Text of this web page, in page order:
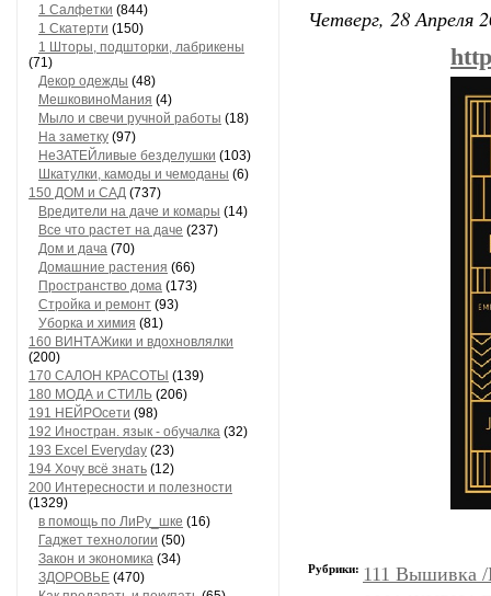
1 Салфетки (844)
1 Скатерти (150)
1 Шторы, подшторки, лабрикены
(71)
Декор одежды (48)
МешковиноМания (4)
Мыло и свечи ручной работы (18)
На заметку (97)
НеЗАТЕЙливые безделушки (103)
Шкатулки, камоды и чемоданы (6)
150 ДОМ и САД (737)
Вредители на даче и комары (14)
Все что растет на даче (237)
Дом и дача (70)
Домашние растения (66)
Пространство дома (173)
Стройка и ремонт (93)
Уборка и химия (81)
160 ВИНТАЖики и вдохновлялки
(200)
170 САЛОН КРАСОТЫ (139)
180 МОДА и СТИЛЬ (206)
191 НЕЙРОсети (98)
192 Иностран. язык - обучалка (32)
193 Excel Everyday (23)
194 Хочу всё знать (12)
200 Интересности и полезности
(1329)
в помощь по ЛиРу_шке (16)
Гаджет технологии (50)
Закон и экономика (34)
ЗДОРОВЬЕ (470)
Четверг, 28 Апреля
Рубрики: 111 Вышивка